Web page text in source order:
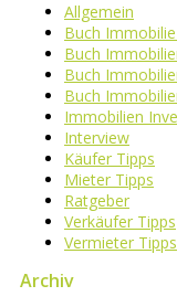
Allgemein
Buch
Buch
Buch
Buch
Immobilien
Interview
Käufer Tipps
Mieter Tipps
Ratgeber
Verkäufer Tipps
Vermieter Tipps
Archiv